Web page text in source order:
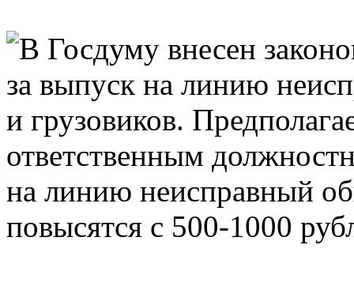
В Госдуму внесен
за выпуск на линию
и грузовиков.
ответственным
на линию неисправный
повысятся с 500-1000